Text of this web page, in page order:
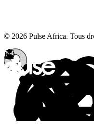
© 2026 Pulse Africa. Tous